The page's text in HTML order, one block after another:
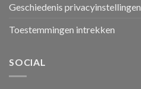
Geschiedenis privacyinstellingen
Toestemmingen intrekken
SOCIAL